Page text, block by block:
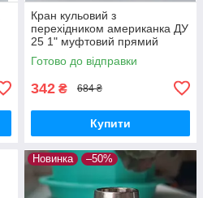
Кран кульовий з
перехідником американка ДУ
25 1" муфтовий прямий
різьбовий для води ручка
метелик
Готово до відправки
342 ₴ 684 ₴
Купити
Новинка –50%